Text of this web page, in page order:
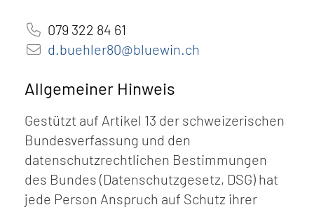
079 322 84 61
d.buehler80@bluewin.ch
Allgemeiner Hinweis
Gestützt auf Artikel 13 der schweizerischen
Bundesverfassung und den
datenschutzrechtlichen Bestimmungen
des Bundes (Datenschutzgesetz, DSG) hat
jede Person Anspruch auf Schutz ihrer